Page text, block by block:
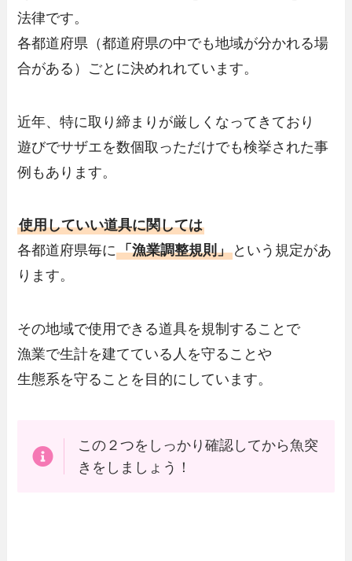
法律です。
各都道府県（都道府県の中でも地域が分かれる場
合がある）ごとに決めれれています。
近年、特に取り締まりが厳しくなってきており
遊びでサザエを数個取っただけでも検挙された事
例もあります。
使用していい道具に関しては
各都道府県毎に「漁業調整規則」 という規定があ
ります。
その地域で使用できる道具を規制することで
漁業で生計を建てている人を守ることや
生態系を守ることを目的にしています。
この２つをしっかり確認してから魚突
きをしましょう！